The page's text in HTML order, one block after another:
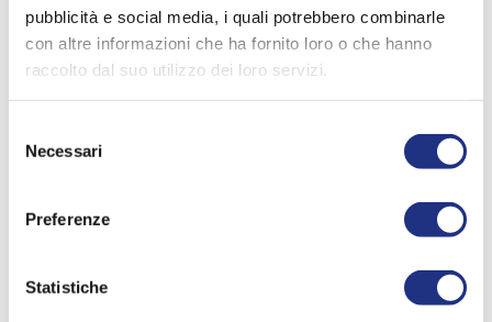
pubblicità e social media, i quali potrebbero combinarle
con altre informazioni che ha fornito loro o che hanno
raccolto dal suo utilizzo dei loro servizi.
delNecessari
Preferenze
Statistiche
Für den Auftraggeber sind die Aufträge bindend, gegenüber Novellini
entfalten sie lediglich die Wirkung eines einfachen Angebotes. Die
Aufträge erlangen erst nach ausdrücklicher Annahme, oder sollte eine
ausdrückliche Annahme ausbleiben, nach einem Zeitraum von 15 Tagen
nach Empfang des Auftrags am Firmensitz endgültige Wirksamkeit. Die
AUFTRAGSSTORNIERUNG
keine Auftragsstornierungen anerkannt; Novellini behält sich das Recht
vor, eventuelle Folgekosten vom Auftraggeber einzufordern.
Aufträge über besondere Produkte haben immer schriftlich zu erfolgen;
außerdem muss eine Anzahlung in Höhe von 25 % des Gesamtpreises